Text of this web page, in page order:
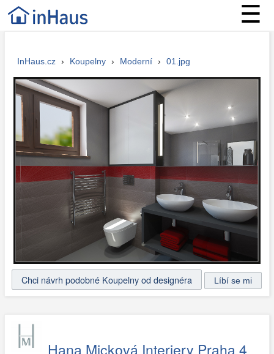
☰
InHaus.cz › Koupelny › Moderní › 01.jpg
Chci návrh podobné Koupelny od designéra
Hana Micková Interiery Praha 4